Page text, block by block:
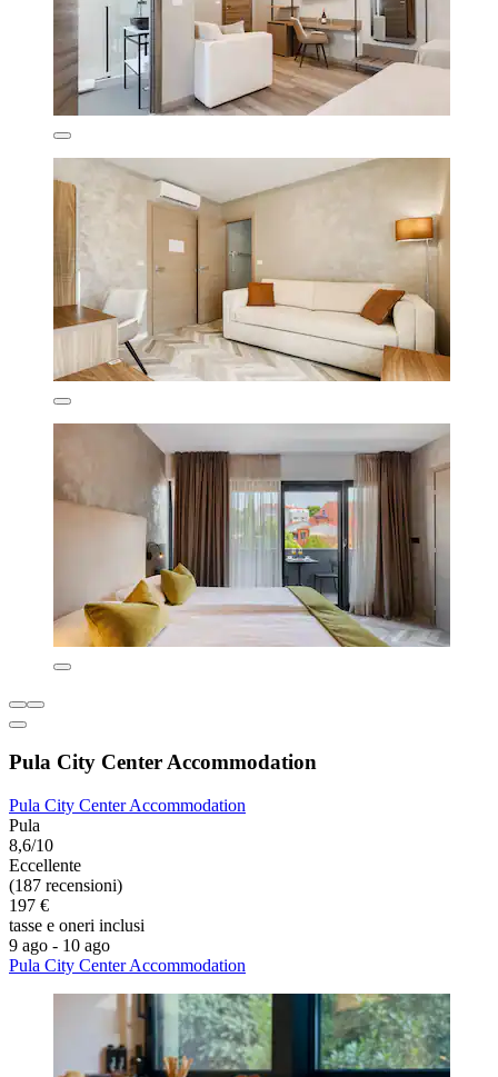
Pula City Center Accommodation
Pula City Center Accommodation
Pula
8,6/10
Eccellente
(187 recensioni)
197 €
tasse e oneri inclusi
9 ago - 10 ago
Pula City Center Accommodation